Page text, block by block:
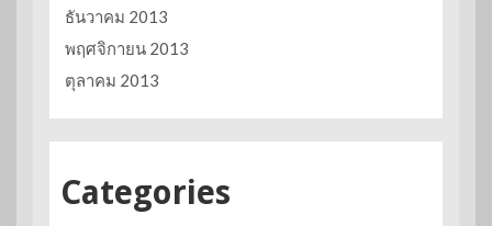
ธันวาคม 2013
พฤศจิกายน 2013
ตุลาคม 2013
Categories